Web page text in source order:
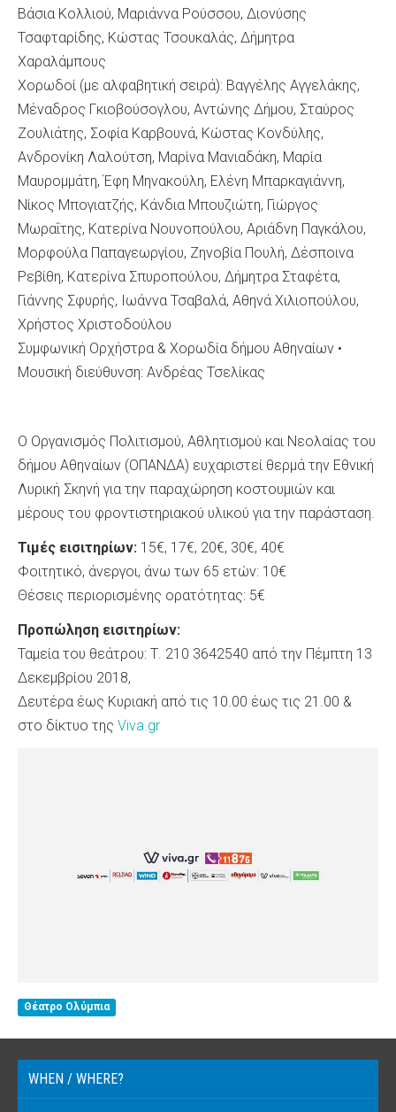
Βάσια Κολλιού, Μαριάννα Ρούσσου, Διονύσης
Τσαφταρίδης, Κώστας Τσουκαλάς, Δήμητρα
Χαραλάμπους
Χορωδοί (με αλφαβητική σειρά): Βαγγέλης Αγγελάκης,
Μέναδρος Γκιοβούσογλου, Αντώνης Δήμου, Σταύρος
Ζουλιάτης, Σοφία Καρβουνά, Κώστας Κονδύλης,
Ανδρονίκη Λαλούτση, Μαρίνα Μανιαδάκη, Μαρία
Μαυρομμάτη, Έφη Μηνακούλη, Ελένη Μπαρκαγιάννη,
Νίκος Μπογιατζής, Κάνδια Μπουζιώτη, Γιώργος
Μωραΐτης, Κατερίνα Νουνοπούλου, Αριάδνη Παγκάλου,
Μορφούλα Παπαγεωργίου, Ζηνοβία Πουλή, Δέσποινα
Ρεβίθη, Κατερίνα Σπυροπούλου, Δήμητρα Σταφέτα,
Γιάννης Σφυρής, Ιωάννα Τσαβαλά, Αθηνά Χιλιοπούλου,
Χρήστος Χριστοδούλου
Συμφωνική Ορχήστρα & Χορωδία δήμου Αθηναίων •
Μουσική διεύθυνση: Ανδρέας Τσελίκας
Ο Οργανισμός Πολιτισμού, Αθλητισμού και Νεολαίας του
δήμου Αθηναίων (ΟΠΑΝΔΑ) ευχαριστεί θερμά την Εθνική
Λυρική Σκηνή για την παραχώρηση κοστουμιών και
μέρους του φροντιστηριακού υλικού για την παράσταση.
Τιμές εισιτηρίων: 15€, 17€, 20€, 30€, 40€
Φοιτητικό, άνεργοι, άνω των 65 ετών: 10€
Θέσεις περιορισμένης ορατότητας: 5€
Προπώληση εισιτηρίων:
Ταμεία του θεάτρου: Τ. 210 3642540 από την Πέμπτη 13
Δεκεμβρίου 2018,
Δευτέρα έως Κυριακή από τις 10.00 έως τις 21.00 &
στο δίκτυο της Viva.gr
Θέατρο Ολύμπια
WHEN / WHERE?